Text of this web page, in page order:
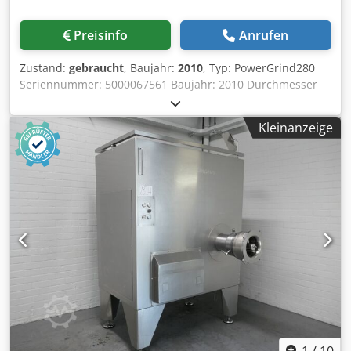
Preisinfo Anrufen
Zustand: gebraucht, Baujahr: 2010, Typ: PowerGrind280
Seriennummer: 5000067561 Baujahr: 2010 Durchmesser
Lochplatte: 280 mm Kapazität: 5,5 - 8,5 t/h gefrorene
Blöcke Trichter: 600 Liter Leistung: 3 x 400V, 50Hz, 160kW
Abmessungen: 3250 x 1650 x 2450 mm Gewicht: 5000 kg
Crodsyn Ntbspfx Adiof Inklusive Wagen zum Entfernen der
Brechschnecke sowie Wagen für Schnecke, Lochscheiben
und Messer.
Kleinanzeige